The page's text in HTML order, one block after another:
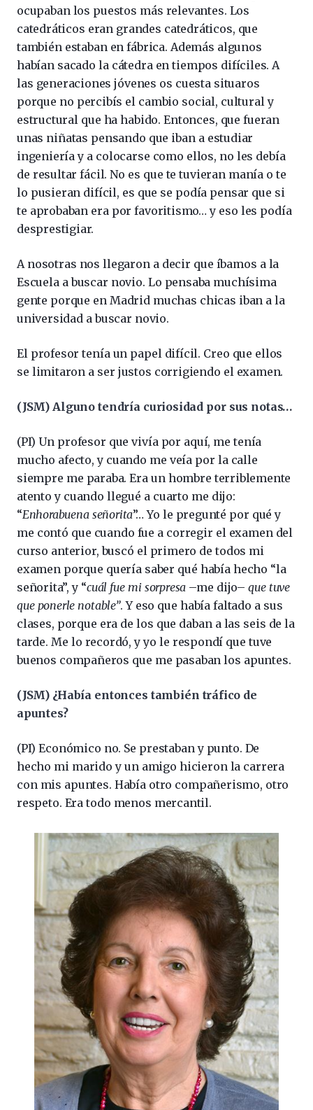
ocupaban los puestos más relevantes. Los
catedráticos eran grandes catedráticos, que
también estaban en fábrica. Además algunos
habían sacado la cátedra en tiempos difíciles. A
las generaciones jóvenes os cuesta situaros
porque no percibís el cambio social, cultural y
estructural que ha habido. Entonces, que fueran
unas niñatas pensando que iban a estudiar
ingeniería y a colocarse como ellos, no les debía
de resultar fácil. No es que te tuvieran manía o te
lo pusieran difícil, es que se podía pensar que si
te aprobaban era por favoritismo… y eso les podía
desprestigiar.
A nosotras nos llegaron a decir que íbamos a la
Escuela a buscar novio. Lo pensaba muchísima
gente porque en Madrid muchas chicas iban a la
universidad a buscar novio.
El profesor tenía un papel difícil. Creo que ellos
se limitaron a ser justos corrigiendo el examen.
(JSM) Alguno tendría curiosidad por sus notas…
(PI) Un profesor que vivía por aquí, me tenía
mucho afecto, y cuando me veía por la calle
siempre me paraba. Era un hombre terriblemente
atento y cuando llegué a cuarto me dijo:
“Enhorabuena señorita”… Yo le pregunté por qué y
me contó que cuando fue a corregir el examen del
curso anterior, buscó el primero de todos mi
examen porque quería saber qué había hecho “la
señorita”, y “cuál fue mi sorpresa –me dijo–que tuve
que ponerle notable”. Y eso que había faltado a sus
clases, porque era de los que daban a las seis de la
tarde. Me lo recordó, y yo le respondí que tuve
buenos compañeros que me pasaban los apuntes.
(JSM) ¿Había entonces también tráfico de
apuntes?
(PI) Económico no. Se prestaban y punto. De
hecho mi marido y un amigo hicieron la carrera
con mis apuntes. Había otro compañerismo, otro
respeto. Era todo menos mercantil.